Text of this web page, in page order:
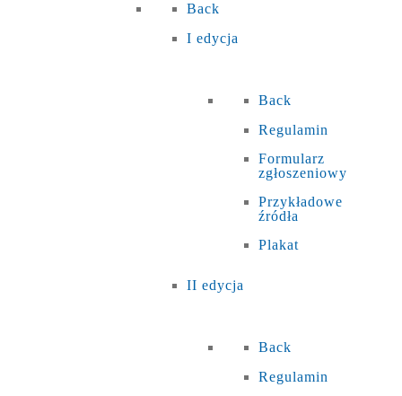
Back
I edycja
Back
Regulamin
Formularz
zgłoszeniowy
Przykładowe
źródła
Plakat
II edycja
Back
Regulamin